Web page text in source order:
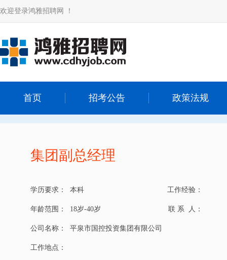
欢迎登录鸿雅招聘网 ！
首页 招考公告 政策法规
集团副总经理
学历要求： 本科 工作经验：
年龄范围： 18岁-40岁 联 系 人：
公司名称： 平泉市国控投资集团有限公司
工作地点：